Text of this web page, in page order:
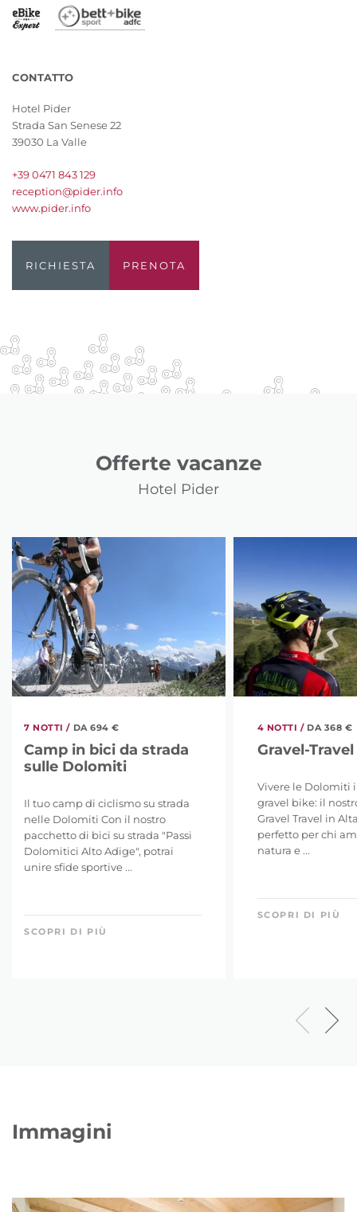
CONTATTO
Hotel Pider
Strada San Senese 22
39030 La Valle
+39 0471 843 129
reception@pider.info
www.pider.info
RICHIESTA PRENOTA
Offerte vacanze
Hotel Pider
7 NOTTI / DA 694 €
Camp in bici da strada
sulle Dolomiti
Il tuo camp di ciclismo su strada
nelle Dolomiti Con il nostro
pacchetto di bici su strada "Passi
Dolomitici Alto Adige", potrai
unire sfide sportive ...
SCOPRI DI PIÙ
4 NOTTI / DA 368 €
Gravel-Travel
Vivere le Dolomiti
gravel bike: il
Gravel Travel in
perfetto per chi
natura e ...
SCOPRI DI PIÙ
Immagini